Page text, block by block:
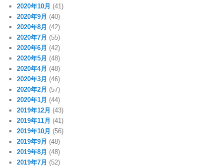
2020年10月 (41)
2020年9月 (40)
2020年8月 (42)
2020年7月 (55)
2020年6月 (42)
2020年5月 (48)
2020年4月 (48)
2020年3月 (46)
2020年2月 (57)
2020年1月 (44)
2019年12月 (43)
2019年11月 (41)
2019年10月 (56)
2019年9月 (48)
2019年8月 (48)
2019年7月 (52)